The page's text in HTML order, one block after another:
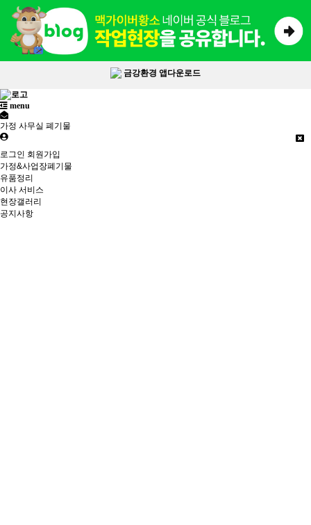
금강환경 앱다운로드
menu
가정 사무실 폐기물
로그인 회원가입
가정&사업장폐기물
유품정리
이사 서비스
현장갤러리
공지사항